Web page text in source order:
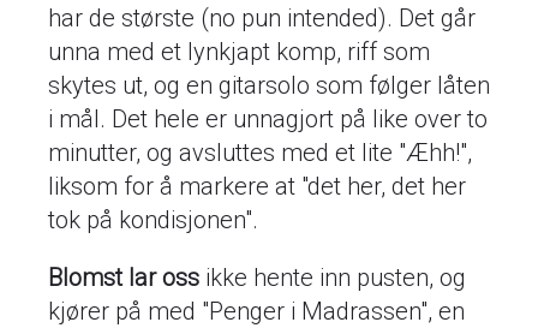
har de største (no pun intended). Det går
unna med et lynkjapt komp, riff som
skytes ut, og en gitarsolo som følger låten
i mål. Det hele er unnagjort på like over to
minutter, og avsluttes med et lite "Æhh!",
liksom for å markere at "det her, det her
tok på kondisjonen".
Blomst lar oss ikke hente inn pusten, og
kjører på med "Penger i Madrassen", en